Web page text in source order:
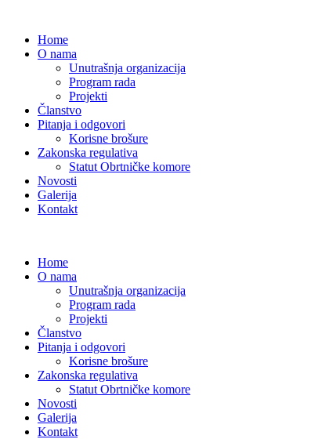
Home
O nama
Unutrašnja organizacija
Program rada
Projekti
Članstvo
Pitanja i odgovori
Korisne brošure
Zakonska regulativa
Statut Obrtničke komore
Novosti
Galerija
Kontakt
Home
O nama
Unutrašnja organizacija
Program rada
Projekti
Članstvo
Pitanja i odgovori
Korisne brošure
Zakonska regulativa
Statut Obrtničke komore
Novosti
Galerija
Kontakt